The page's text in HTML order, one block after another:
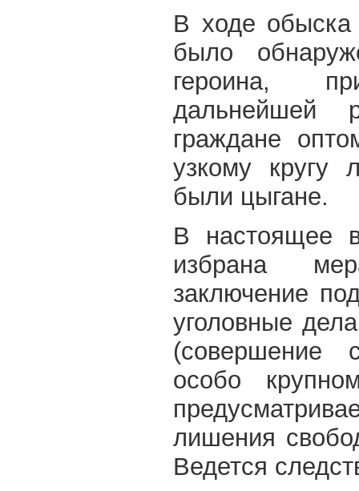
В ходе
было
героина,
дальнейшей
граждане
узкому кругу
были цыгане.
В настоящее
избрана
заключение
уголовные
(совершение
особо
лишения
Ведется